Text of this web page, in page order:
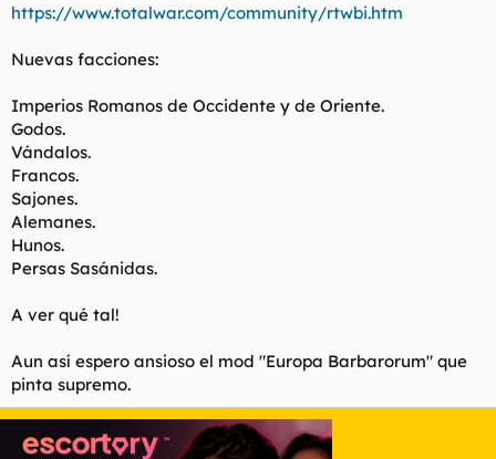
https://www.totalwar.com/community/rtwbi.htm
Nuevas facciones:
Imperios Romanos de Occidente y de Oriente.
Godos.
Vándalos.
Francos.
Sajones.
Alemanes.
Hunos.
Persas Sasánidas.
A ver qué tal!
Aun así espero ansioso el mod "Europa Barbarorum" que
pinta supremo.